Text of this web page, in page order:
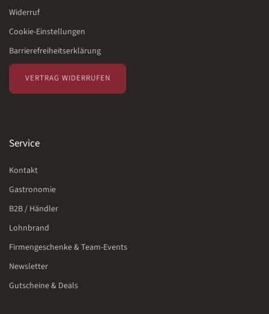
Widerruf
Cookie-Einstellungen
Barrierefreiheitserklärung
VERTRAG WIDERRUFEN
Service
Kontakt
Gastronomie
B2B / Händler
Lohnbrand
Firmengeschenke & Team-Events
Newsletter
Gutscheine & Deals